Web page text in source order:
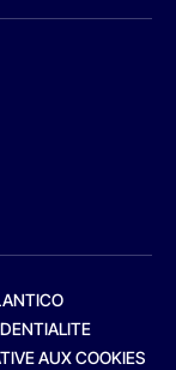
AUX COOKIES